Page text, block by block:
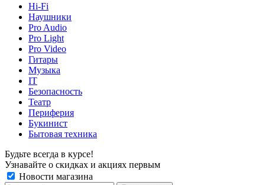
Hi-Fi
Наушники
Pro Audio
Pro Light
Pro Video
Гитары
Музыка
IT
Безопасность
Театр
Периферия
Букинист
Бытовая техника
Будьте всегда в курсе!
Узнавайте о скидках и акциях первым
Новости магазина